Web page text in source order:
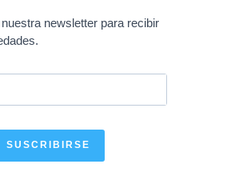
newsletter para recibir
SUSCRIBIRSE